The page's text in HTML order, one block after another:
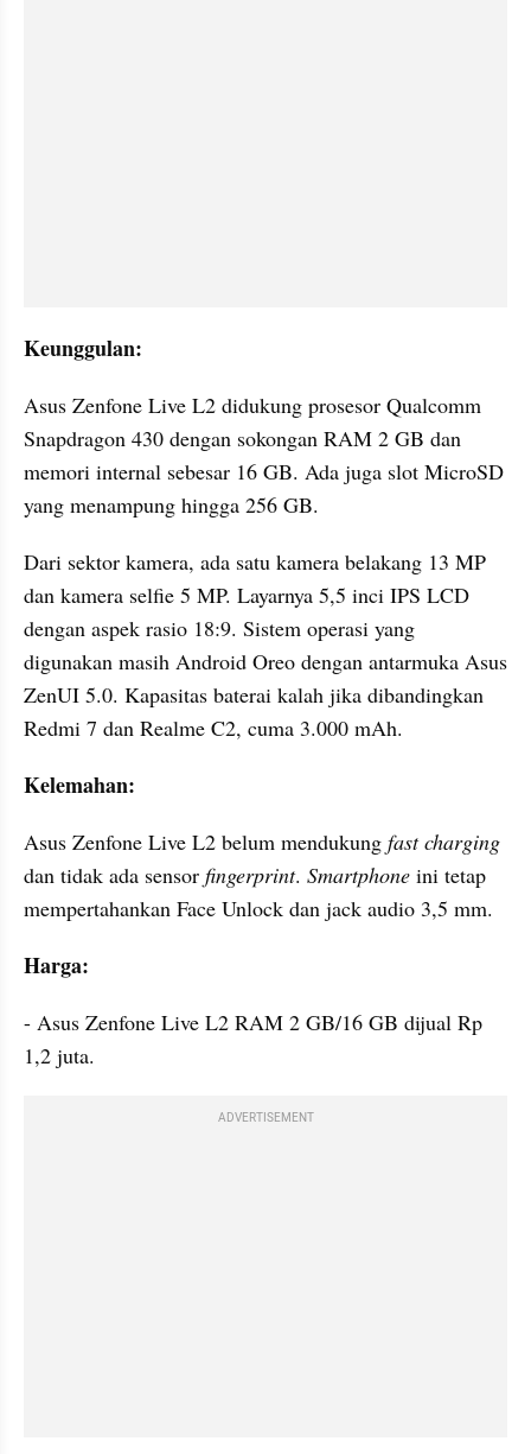
Keunggulan:
Asus Zenfone Live L2 didukung prosesor Qualcomm
Snapdragon 430 dengan sokongan RAM 2 GB dan
memori internal sebesar 16 GB. Ada juga slot MicroSD
yang menampung hingga 256 GB.
Dari sektor kamera, ada satu kamera belakang 13 MP
dan kamera selfie 5 MP. Layarnya 5,5 inci IPS LCD
dengan aspek rasio 18:9. Sistem operasi yang
digunakan masih Android Oreo dengan antarmuka Asus
ZenUI 5.0. Kapasitas baterai kalah jika dibandingkan
Redmi 7 dan Realme C2, cuma 3.000 mAh.
Kelemahan:
Asus Zenfone Live L2 belum mendukung fast charging
dan tidak ada sensor fingerprint. Smartphone ini tetap
mempertahankan Face Unlock dan jack audio 3,5 mm.
Harga:
- Asus Zenfone Live L2 RAM 2 GB/16 GB dijual Rp
1,2 juta.
ADVERTISEMENT